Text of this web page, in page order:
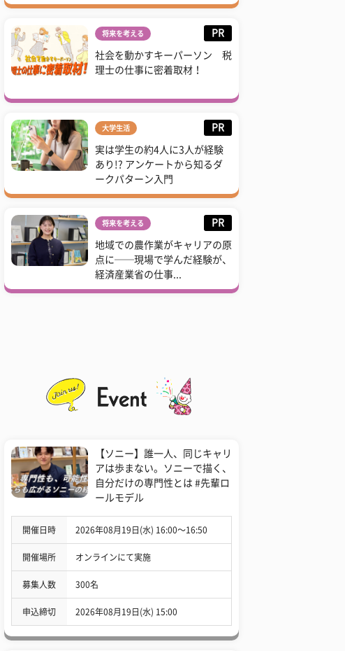
将来を考える PR
社会を動かすキーパーソン 税
理士の仕事に密着取材！
大学生活 PR
実は学生の約4人に3人が経験
あり!? アンケートから知るダ
ークパターン入門
将来を考える PR
地域での農作業がキャリアの原
点に──現場で学んだ経験が、
経済産業省の仕事...
【ソニー】誰一人、同じキャリ
アは歩まない。ソニーで描く、
自分だけの専門性とは #先輩ロ
ールモデル
開催日時 2026年08月19日(水) 16:00〜16:50
開催場所 オンラインにて実施
募集人数 300名
申込締切 2026年08月19日(水) 15:00